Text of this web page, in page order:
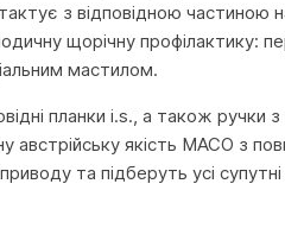
з відповідною частиною
щорічну профілактику:
мастилом.
планки i.s., а також
якість MACO з
та підберуть усі